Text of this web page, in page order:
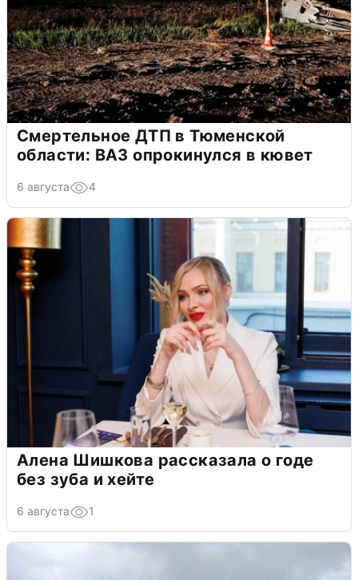
Смертельное ДТП в Тюменской
области: ВАЗ опрокинулся в кювет
6 августа 4
Алена Шишкова рассказала о годе
без зуба и хейте
6 августа 1